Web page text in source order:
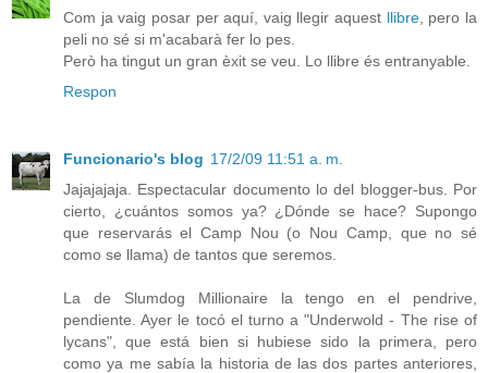
Com ja vaig posar per aquí, vaig llegir aquest llibre, pero la
peli no sé si m'acabarà fer lo pes.
Però ha tingut un gran èxit se veu. Lo llibre és entranyable.
Respon
Funcionario's blog 17/2/09 11:51 a. m.
Jajajajaja. Espectacular documento lo del blogger-bus. Por
cierto, ¿cuántos somos ya? ¿Dónde se hace? Supongo
que reservarás el Camp Nou (o Nou Camp, que no sé
como se llama) de tantos que seremos.
La de Slumdog Millionaire la tengo en el pendrive,
pendiente. Ayer le tocó el turno a "Underwold - The rise of
lycans", que está bien si hubiese sido la primera, pero
como ya me sabía la historia de las dos partes anteriores,